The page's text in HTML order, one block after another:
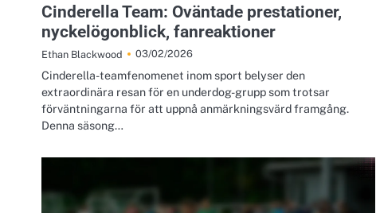
Cinderella Team: Oväntade prestationer,
nyckelögonblick, fanreaktioner
Ethan Blackwood 03/02/2026
Cinderella-teamfenomenet inom sport belyser den
extraordinära resan för en underdog-grupp som trotsar
förväntningarna för att uppnå anmärkningsvärd framgång.
Denna säsong…